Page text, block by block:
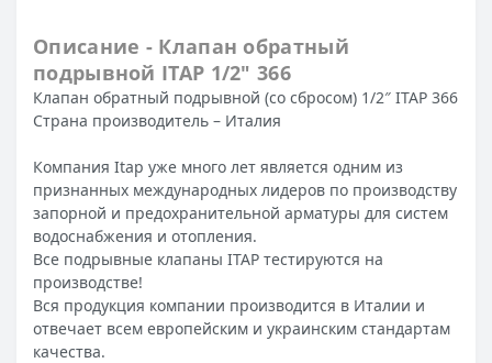
Описание - Клапан обратный
подрывной ITAP 1/2″ 366
Клапан обратный подрывной (со сбросом) 1/2″ ITAP 366
Страна производитель – Италия
Компания Itap уже много лет является одним из
признанных международных лидеров по производству
запорной и предохранительной арматуры для систем
водоснабжения и отопления.
Все подрывные клапаны ITAP тестируются на
производстве!
Вся продукция компании производится в Италии и
отвечает всем европейским и украинским стандартам
качества.